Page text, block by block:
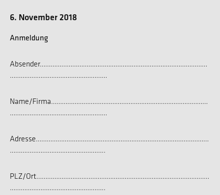
6. November 2018
Anmeldung
Absender…………………………………………………………………………………
………………………………………………
Name/Firma……………………………………………………………………………
………………………………………………
Adresse……………………………………………………………………………………
……………………………………………..
PLZ/Ort……………………………………………………………………………………
……………………………………………..